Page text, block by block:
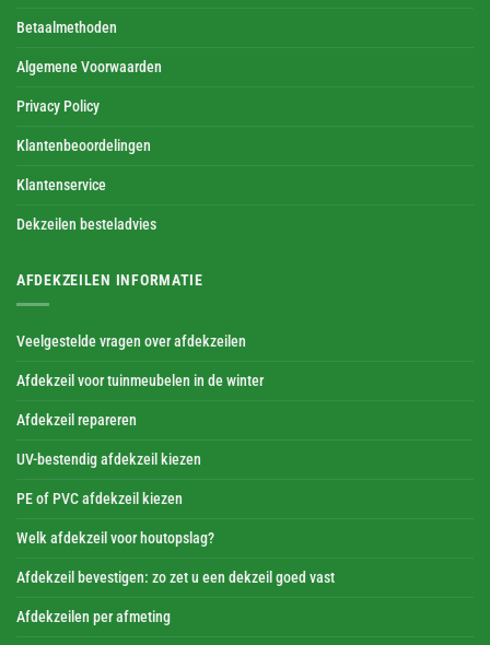
Betaalmethoden
Algemene Voorwaarden
Privacy Policy
Klantenbeoordelingen
Klantenservice
Dekzeilen besteladvies
AFDEKZEILEN INFORMATIE
Veelgestelde vragen over afdekzeilen
Afdekzeil voor tuinmeubelen in de winter
Afdekzeil repareren
UV-bestendig afdekzeil kiezen
PE of PVC afdekzeil kiezen
Welk afdekzeil voor houtopslag?
Afdekzeil bevestigen: zo zet u een dekzeil goed vast
Afdekzeilen per afmeting